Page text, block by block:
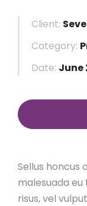
Client:
Category:
Date: June
Sellus honcus
malesuada
risus, vel